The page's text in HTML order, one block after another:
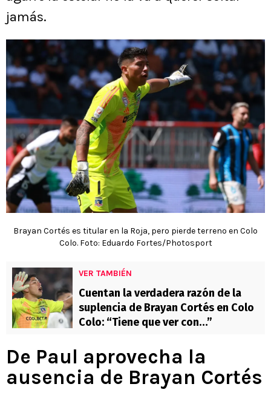
jamás.
Brayan Cortés es titular en la Roja, pero pierde terreno en Colo
Colo. Foto: Eduardo Fortes/Photosport
VER TAMBIÉN
Cuentan la verdadera razón de la
suplencia de Brayan Cortés en Colo
Colo: “Tiene que ver con…”
De Paul aprovecha la
ausencia de Brayan Cortés